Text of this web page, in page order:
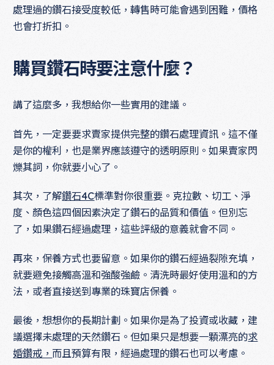
處理過的鑽石接受度較低，轉售時可能會遇到困難，價格
也會打折扣。
購買鑽石時要注意什麼？
講了這麼多，我想給你一些實用的建議。
首先，一定要要求賣家提供完整的鑽石處理資訊。這不僅
是你的權利，也是業界應該遵守的透明原則。如果賣家閃
爍其詞，你就要小心了。
其次，了解鑽石4C標準對你很重要。克拉數、切工、淨
度、顏色這四個因素決定了鑽石的品質和價值。但別忘
了，如果鑽石經過處理，這些評級的意義就會不同。
再來，保養方式也要留意。如果你的鑽石經過裂隙充填，
就要避免接觸高溫和強酸強鹼。清洗時最好使用溫和的方
法，或者直接送到專業的珠寶店保養。
最後，想想你的長期計劃。如果你是為了投資或收藏，建
議選擇未處理的天然鑽石。但如果只是想要一顆漂亮的求
婚鑽戒， 而且預算有限，經過處理的鑽石也可以考慮。